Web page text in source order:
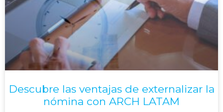
Descubre las ventajas de externalizar la
nómina con ARCH LATAM